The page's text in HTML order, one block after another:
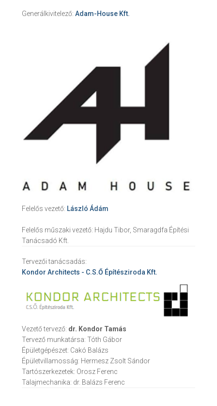
Generálkivitelező: Adam-House Kft.
Felelős vezető: László Ádám
Felelős műszaki vezető: Hajdu Tibor, Smaragdfa Építési
Tanácsadó Kft.
Tervezői tanácsadás:
Kondor Architects - C.S.Ő Építésziroda Kft.
Vezető tervező: dr. Kondor Tamás
Tervező munkatársa: Tóth Gábor
Épületgépészet: Cakó Balázs
Épületvillamosság: Hermesz Zsolt Sándor
Tartószerkezetek: Orosz Ferenc
Talajmechanika: dr. Balázs Ferenc